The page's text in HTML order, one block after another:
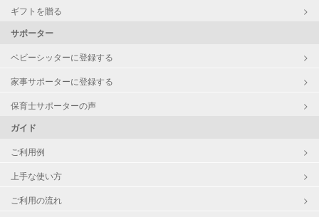
ギフトを贈る
サポーター
ベビーシッターに登録する
家事サポーターに登録する
保育士サポーターの声
ガイド
ご利用例
上手な使い方
ご利用の流れ